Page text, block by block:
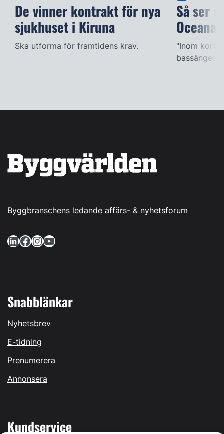
De vinner kontrakt för nya
sjukhuset i Kiruna
Ska utforma för framtidens krav.
Så ser
Oceana
"Inom kort
Byggbranschens ledande affärs- & nyhetsforum
LinkedIn Facebook InstagramYouTube
Snabblänkar
Nyhetsbrev
E-tidning
Prenumerera
Annonsera
Kundservice